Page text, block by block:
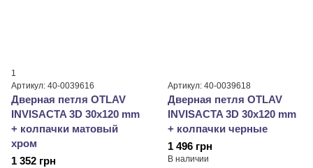
1
Артикул: 40-0039616
Дверная петля OTLAV
INVISACTA 3D 30x120 mm
+ колпачки матовый
хром
1 352 грн
Артикул: 40-0039618
Дверная петля OTLAV
INVISACTA 3D 30х120 mm
+ колпачки черные
1 496 грн
В наличии